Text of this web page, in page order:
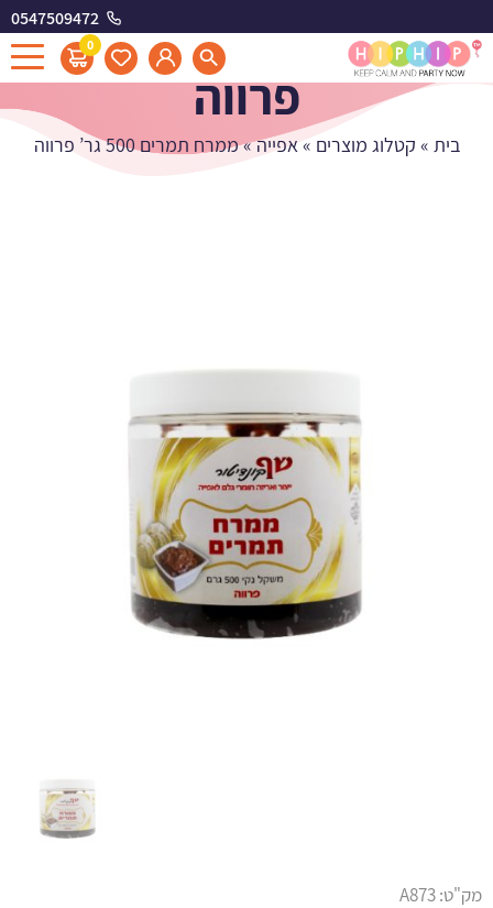
0547509472
0
ממרח תמרים 500 גר'
פרווה
בית » קטלוג מוצרים »אפייה»ממרח תמרים 500 גר’ פרווה
מק"ט:A873